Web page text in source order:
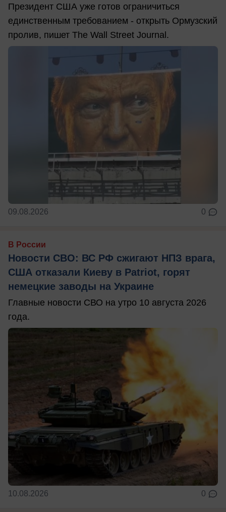
Президент США уже готов ограничиться
единственным требованием - открыть Ормузский
пролив, пишет The Wall Street Journal.
09.08.2026 0
В России
Новости СВО: ВС РФ сжигают НПЗ врага,
США отказали Киеву в Patriot, горят
немецкие заводы на Украине
Главные новости СВО на утро 10 августа 2026
года.
10.08.2026 0